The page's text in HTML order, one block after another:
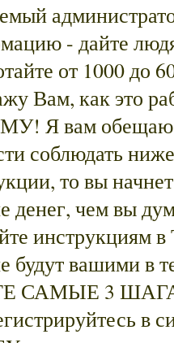
- дайте
от 1000 до
Вам, как это
Я вам обещаю,
соблюдать
то вы
денег, чем вы
будут вашими в
САМЫЕ 3
в